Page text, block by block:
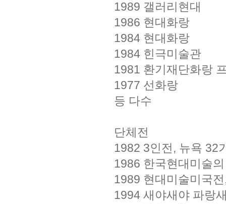
1989 갤러리현대
1986 현대화랑
1984 현대화랑
1984 힌극미술관
1981 환기재단화랑
1977 선화랑
등 다수
단체전
1982 3인전, 뉴욕 32
1986 한국현대미술
1989 현대미술미국
1994 새야새야 파랑